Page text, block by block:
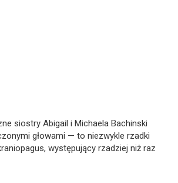
siostry Abigail i Michaela Bachinski
głowami — to niezwykle rzadki
występujący rzadziej niż raz